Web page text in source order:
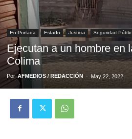
En Portada Estado Justicia Seguridad
Ejecutan a un hombre en
Colima
Por AFMEDIOS / REDACCIÓN - May 22, 2022